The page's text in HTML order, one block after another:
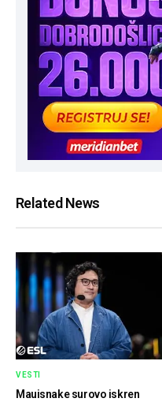
Related News
VESTI
Mauisnake surovo iskren